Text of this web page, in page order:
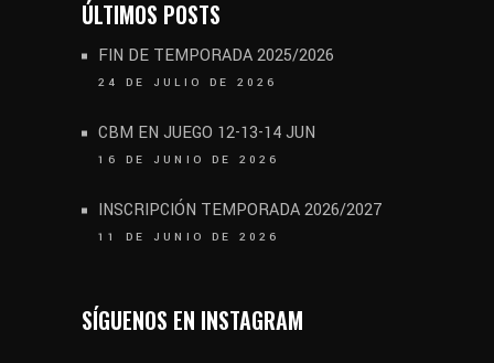
ÚLTIMOS POSTS
FIN DE TEMPORADA 2025/2026
24 DE JULIO DE 2026
CBM EN JUEGO 12-13-14 JUN
16 DE JUNIO DE 2026
INSCRIPCIÓN TEMPORADA 2026/2027
11 DE JUNIO DE 2026
SÍGUENOS EN INSTAGRAM